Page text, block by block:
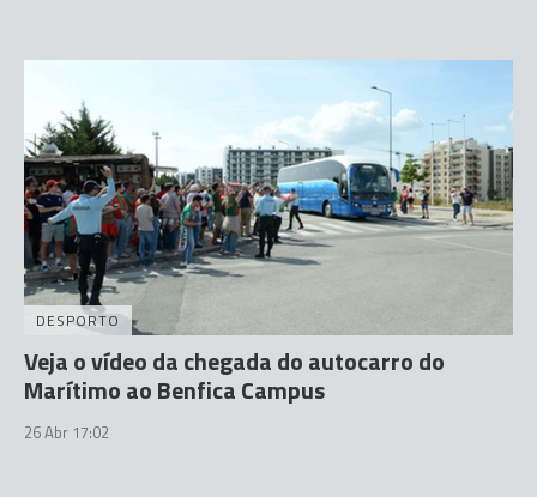
DESPORTO
Veja o vídeo da chegada do autocarro do
Marítimo ao Benfica Campus
26 Abr 17:02